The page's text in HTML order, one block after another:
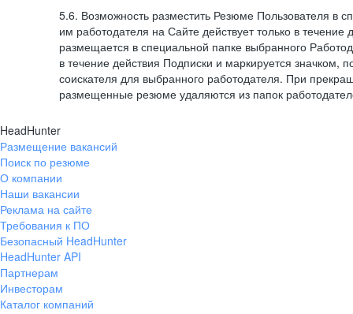
5.6. Возможность разместить Резюме Пользователя в
им работодателя на Сайте действует только в
размещается в специальной папке выбранного
в течение действия Подписки и маркируется
соискателя для выбранного работодателя. При
размещенные резюме удаляются из папок
HeadHunter
Размещение вакансий
Поиск по резюме
О компании
Наши вакансии
Реклама на сайте
Требования к ПО
Безопасный HeadHunter
HeadHunter API
Партнерам
Инвесторам
Каталог компаний